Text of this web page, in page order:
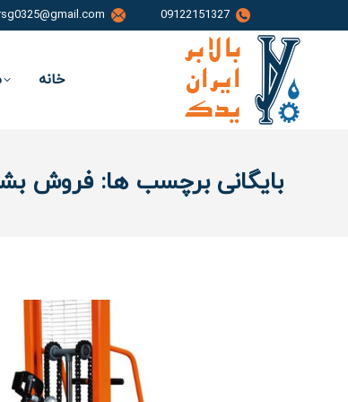
09122151327
خانه
بایگانی برچسب ها: فروش